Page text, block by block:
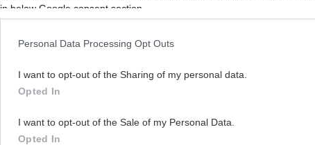
in below Google consent section.
Personal Data Processing Opt Outs
I want to opt-out of the Sharing of my personal data.
Opted In
I want to opt-out of the Sale of my Personal Data.
Opted In